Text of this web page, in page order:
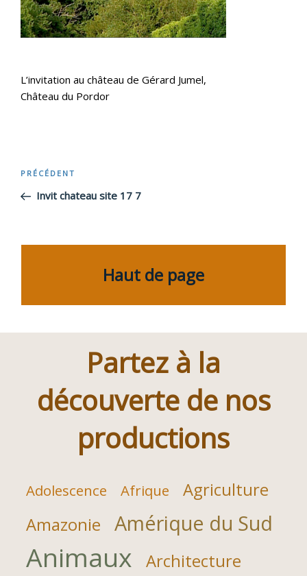
L’invitation au château de Gérard Jumel,
Château du Pordor
Navigation
l’article
Article
précédent
PRÉCÉDENT
Invit chateau site 17 7
Haut de page
Partez à la
découverte de nos
productions
Adolescence Afrique
Agriculture
Amazonie
Amérique du Sud
Animaux Architecture